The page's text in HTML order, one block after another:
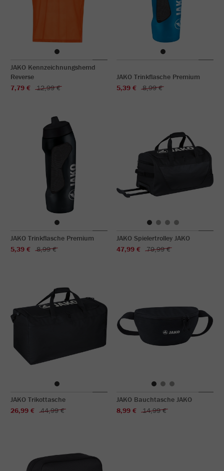
JAKO Kennzeichnungshemd
Reverse
7,79 €
12,99 €
JAKO Trinkflasche Premium
5,39 €
8,99 €
JAKO Trinkflasche Premium
5,39 €
8,99 €
JAKO Spielertrolley JAKO
47,99 €
79,99 €
JAKO Trikottasche
26,99 €
44,99 €
JAKO Bauchtasche JAKO
8,99 €
14,99 €